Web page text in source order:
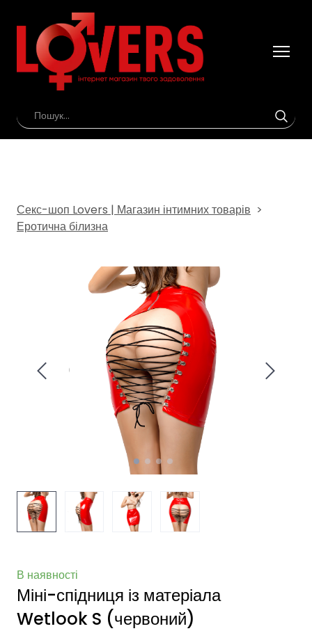
Секс-шоп Lovers | Магазин інтимних товарів
Еротична білизна
В наявності
Міні-спідниця із матеріала
Wetlook S (червоний)